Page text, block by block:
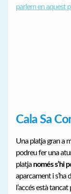
parlem en aquest
Cala Sa
Una platja gran a
podreu fer una
platja només s’hi
aparcament i s’ha
l’accés està